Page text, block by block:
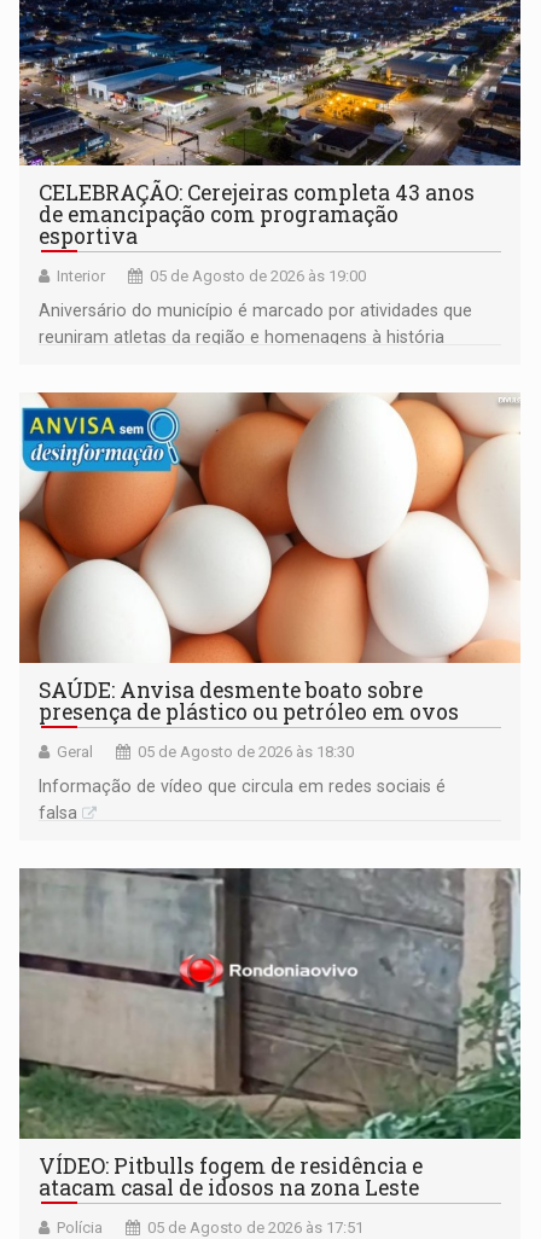
CELEBRAÇÃO: Cerejeiras completa 43 anos
de emancipação com programação
esportiva
Interior 05 de Agosto de 2026 às 19:00
Aniversário do município é marcado por atividades que
reuniram atletas da região e homenagens à história
SAÚDE: Anvisa desmente boato sobre
presença de plástico ou petróleo em ovos
Geral 05 de Agosto de 2026 às 18:30
Informação de vídeo que circula em redes sociais é
falsa
VÍDEO: Pitbulls fogem de residência e
atacam casal de idosos na zona Leste
Polícia 05 de Agosto de 2026 às 17:51